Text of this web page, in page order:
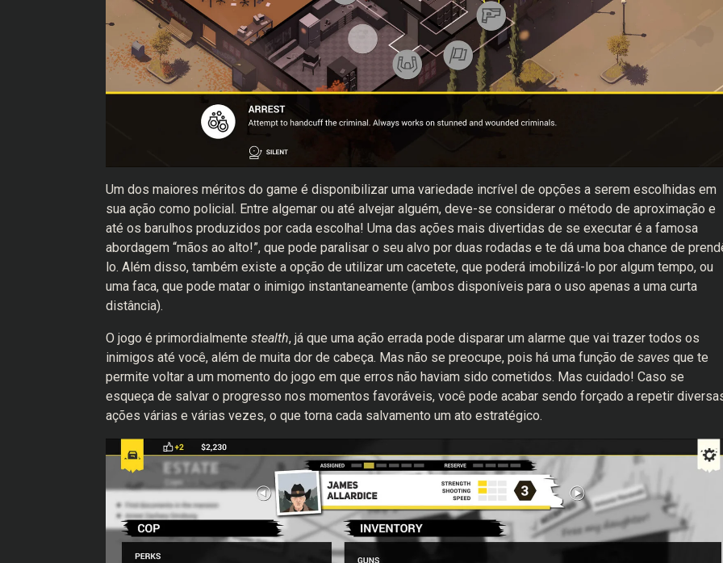
Um dos maiores méritos do game é disponibilizar uma variedade incrível de opções a serem escolhidas em
sua ação como policial. Entre algemar ou até alvejar alguém, deve-se considerar o método de aproximação e
até os barulhos produzidos por cada escolha! Uma das ações mais divertidas de se executar é a famosa
abordagem “mãos ao alto!”, que pode paralisar o seu alvo por duas rodadas e te dá uma boa chance de
lo. Além disso, também existe a opção de utilizar um cacetete, que poderá imobilizá-lo por algum tempo, ou
uma faca, que pode matar o inimigo instantaneamente (ambos disponíveis para o uso apenas a uma curta
distância).
O jogo é primordialmente stealth, já que uma ação errada pode disparar um alarme que vai trazer todos os
inimigos até você, além de muita dor de cabeça. Mas não se preocupe, pois há uma função de savesque te
permite voltar a um momento do jogo em que erros não haviam sido cometidos. Mas cuidado! Caso se
esqueça de salvar o progresso nos momentos favoráveis, você pode acabar sendo forçado a repetir
ações várias e várias vezes, o que torna cada salvamento um ato estratégico.